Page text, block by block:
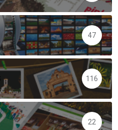
47
116
22